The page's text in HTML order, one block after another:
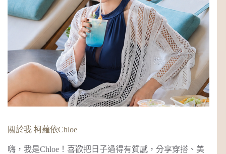
關於我 柯蘿依Chloe
嗨，我是Chloe！喜歡把日子過得有質感，分享穿搭、美